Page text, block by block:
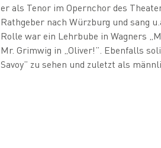
er als Tenor im Opernchor des
Rathgeber nach Würzburg und sang
Rolle war ein Lehrbube in Wagners
Mr. Grimwig in „Oliver!”. Ebenfalls
Savoy” zu sehen und zuletzt als